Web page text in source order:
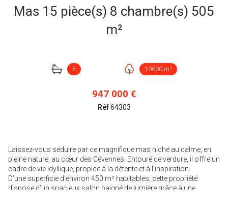
Mas 15 pièce(s) 8 chambre(s) 505
m²
5 10600 m²
947 000 €
Réf64303
Laissez-vous séduire par ce magnifique mas niché au calme, en
pleine nature, au cœur des Cévennes. Entouré de verdure, il offre un
cadre de vie idyllique, propice à la détente et à l’inspiration.
D’une superficie d'environ 450 m² habitables, cette propriété
dispose d’un spacieux salon baigné de lumière grâce à une